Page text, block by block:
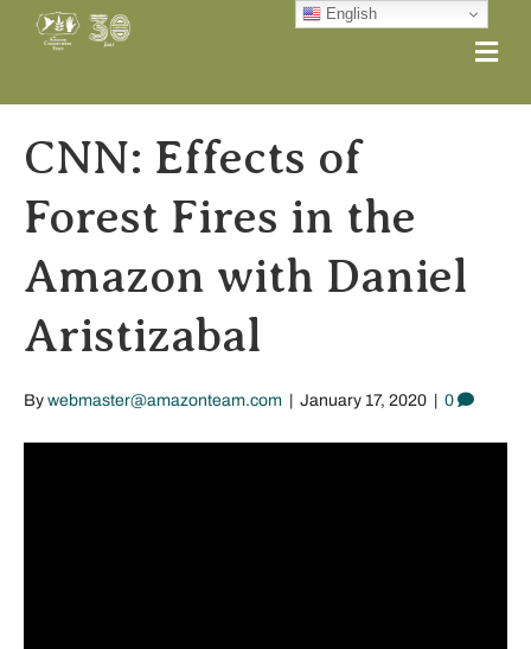
CNN: Effects of
Forest Fires in the
Amazon with Daniel
Aristizabal
By webmaster@amazonteam.com January 17, 2020 0
English